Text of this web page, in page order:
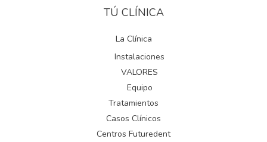
TÚ CLÍNICA
La Clínica
Instalaciones
VALORES
Equipo
Tratamientos
Casos Clínicos
Centros Futuredent